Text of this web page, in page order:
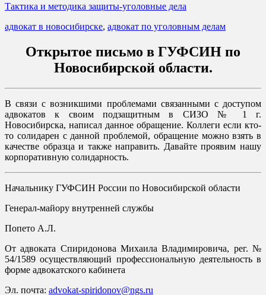
Тактика и методика защиты-уголовные дела
адвокат в новосибирске, адвокат по уголовным делам
Открытое письмо в ГУФСИН по
Новосибирской области.
В связи с возникшими проблемами связанными с доступом
адвокатов к своим подзащитным в СИЗО № 1 г.
Новосибирска, написал данное обращение. Коллеги если кто-
то солидарен с данной проблемой, обращение можно взять в
качестве образца и также направить. Давайте проявим нашу
корпоративную солидарность.
Начальнику ГУФСИН России по Новосибирской области
Генерал-майору внутренней службы
Попето А.Л.
От адвоката Спиридонова Михаила Владимировича, рег. №
54/1589 осуществляющий профессиональную деятельность в
форме адвокатского кабинета
Эл. почта: advokat-spiridonov@ngs.ru